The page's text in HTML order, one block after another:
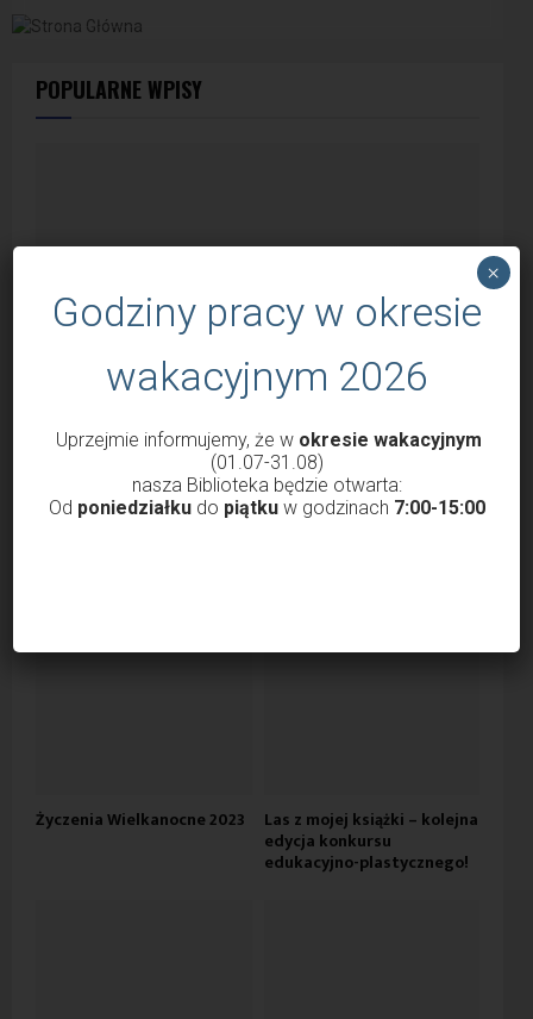
POPULARNE WPISY
Godziny otwarcia Biblioteki od 1 marca
2022
18 lutego 2022
Życzenia Wielkanocne 2023 Las z mojej książki – kolejna
edycja konkursu
edukacyjno-plastycznego!
Godziny pracy w okresie
wakacyjnym 2026
Uprzejmie informujemy, że w okresie wakacyjnym
(01.07-31.08)
nasza Biblioteka będzie otwarta:
Od poniedziałkudo piątkuw godzinach 7:00-15:00
×